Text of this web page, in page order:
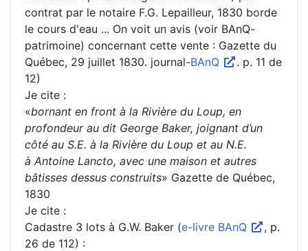
contrat par le notaire F.G. Lepailleur, 1830 borde
le cours d'eau ... On voit un avis (voir BAnQ-
patrimoine) concernant cette vente : Gazette du
Québec, 29 juillet 1830. journal-BAnQ
. p. 11 de
12)
Je cite :
«bornant en front à la Rivière du Loup, en
profondeur au dit George Baker, joignant d’un
côté au S.E. à la Rivière du Loup et au N.E.
à Antoine Lancto, avec une maison et autres
bâtisses dessus construits» Gazette de Québec,
1830
Je cite :
Cadastre 3 lots à G.W. Baker (e-livre BAnQ
, p.
26 de 112) :